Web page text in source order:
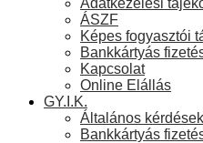
ÁSZF
Képes fogyasztói
Bankkártyás
Kapcsolat
Online Elállás
GY.I.K.
Általános kérdések
Bankkártyás